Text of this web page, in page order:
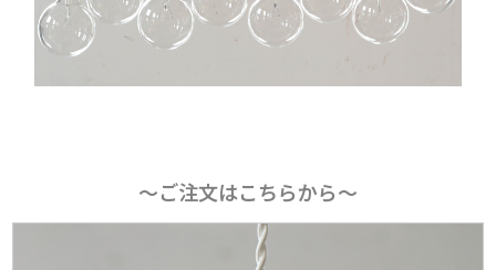
〜ご注文はこちらから〜